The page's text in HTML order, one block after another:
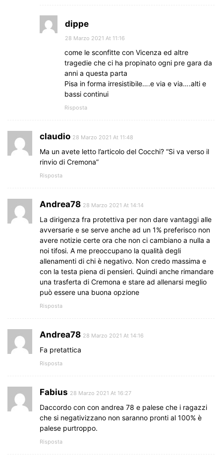
dippe
28 Marzo 2021 At 11:16
come le sconfitte con Vicenza ed altre
tragedie che ci ha propinato ogni pre gara da
anni a questa parta
Pisa in forma irresistibile….e via e via….alti e
bassi continui
Risposta
claudio 28 Marzo 2021 At 11:48
Ma un avete letto l’articolo del Cocchi? “Si va verso il
rinvio di Cremona”
Risposta
Andrea78 28 Marzo 2021 At 14:14
La dirigenza fra protettiva per non dare vantaggi alle
avversarie e se serve anche ad un 1% preferisco non
avere notizie certe ora che non ci cambiano a nulla a
noi tifosi. A me preoccupano la qualità degli
allenamenti di chi è negativo. Non credo massima e
con la testa piena di pensieri. Quindi anche rimandare
una trasferta di Cremona e stare ad allenarsi meglio
può essere una buona opzione
Risposta
Andrea78 28 Marzo 2021 At 14:16
Fa pretattica
Risposta
Fabius 28 Marzo 2021 At 16:27
Daccordo con con andrea 78 e palese che i ragazzi
che si negativizzano non saranno pronti al 100% è
palese purtroppo.
Risposta